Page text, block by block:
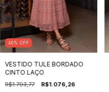
40 % OFF
VESTIDO TULE BORDADO
CINTO LAÇO
R$1.793,77 R$1.076,26